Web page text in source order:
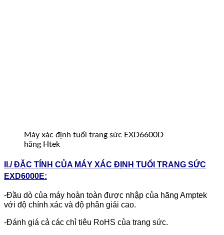
Máy xác định tuổi trang sức EXD6600D
hãng Htek
II./ ĐẶC TÍNH CỦA MÁY XÁC ĐỊNH TUỔI TRANG SỨC
EXD6000E:
-Đầu dò của máy hoàn toàn được nhập của hãng Amptek
với độ chính xác và độ phân giải cao.
-Đánh giá cả các chỉ tiêu RoHS của trang sức.